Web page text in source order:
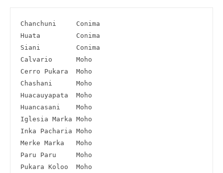
Chanchuni     Conima
Huata         Conima
Siani         Conima
Calvario      Moho
Cerro Pukara  Moho
Chashani      Moho
Huacauyapata  Moho
Huancasani    Moho
Iglesia Marka Moho
Inka Pacharia Moho
Merke Marka   Moho
Paru Paru     Moho
Pukara Koloo  Moho